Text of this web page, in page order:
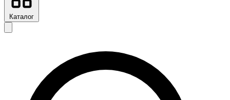
Каталог